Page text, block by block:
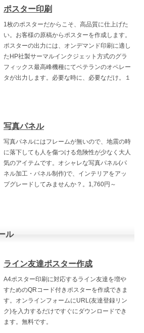
ポスター印刷
1枚のポスターだからこそ、高品質に仕上げた
い。お客様の原稿からポスターを作成します。
ポスターの出力には、オンデマンド印刷に適し
たHP社製サーマルインクジェット方式のグラ
フィックス最高峰機種にてベテランのオペレー
タが出力します。必要な時に、必要なだけ。１
写真パネル
写真パネルにはフレームが無いので、地震の時
に落下しても人を傷つける危険性が少なく大人
気のアイテムです。オシャレな写真パネル(パ
ネル加工・パネル制作)で、インテリアをアッ
プグレードしてみませんか？。1,760円～
ル
ライン友達ポスター作成
A4ポスター印刷に対応するライン友達を増や
すためのQRコード付きポスターを作成できま
す。オンラインフォームにURL(友達登録リン
ク)を入力するだけですぐにダウンロードでき
ます。無料です。